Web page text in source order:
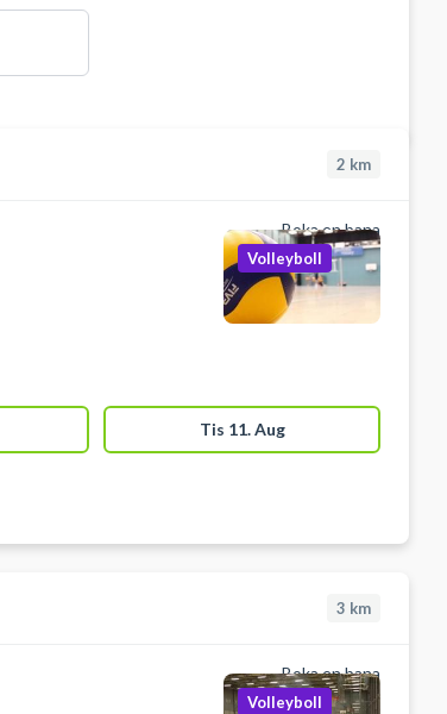
2 km
Boka en bana
Volleyboll
Tis 11. Aug
3 km
Boka en bana
Volleyboll